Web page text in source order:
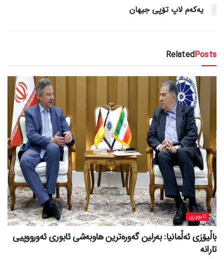
یه‌که‌م لاپ تۆپی جیهان
RelatedPosts
ئابووری
باڵیۆزی ئەڵمانیا: بەرلین گەورەترین هاوبەشی ئابوری ئەورووپیی
تارانە